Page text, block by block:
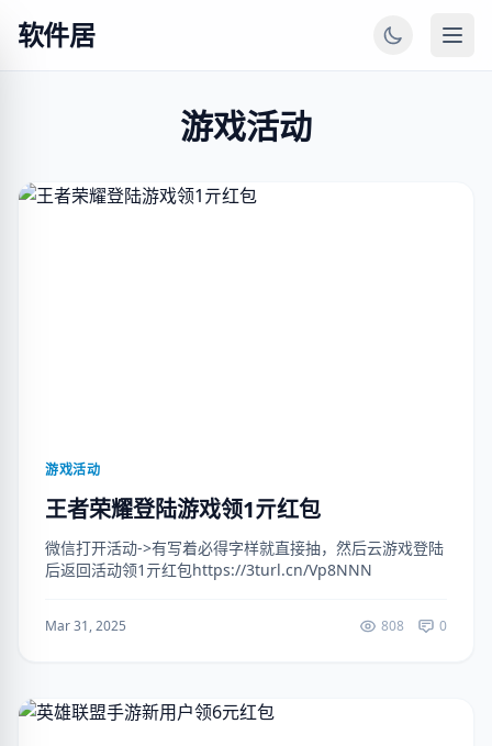
软件居
游戏活动
游戏活动
王者荣耀登陆游戏领1亓红包
微信打开活动->有写着必得字样就直接抽，然后云游戏登陆
后返回活动领1亓红包https://3turl.cn/Vp8NNN
Mar 31, 2025 808 0